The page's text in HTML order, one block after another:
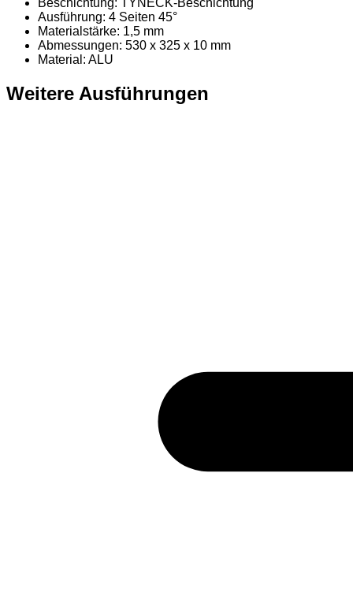
Ausführung: 4 Seiten 45°
Materialstärke: 1,5 mm
Abmessungen: 530 x 325 x 10 mm
Material : ALU
Weitere Ausführungen